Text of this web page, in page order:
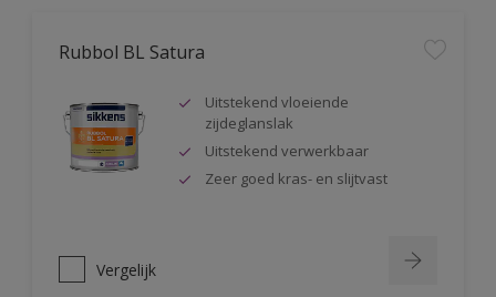
Rubbol BL Satura
Uitstekend vloeiende
zijdeglanslak
Uitstekend verwerkbaar
Zeer goed kras- en slijtvast
Vergelijk